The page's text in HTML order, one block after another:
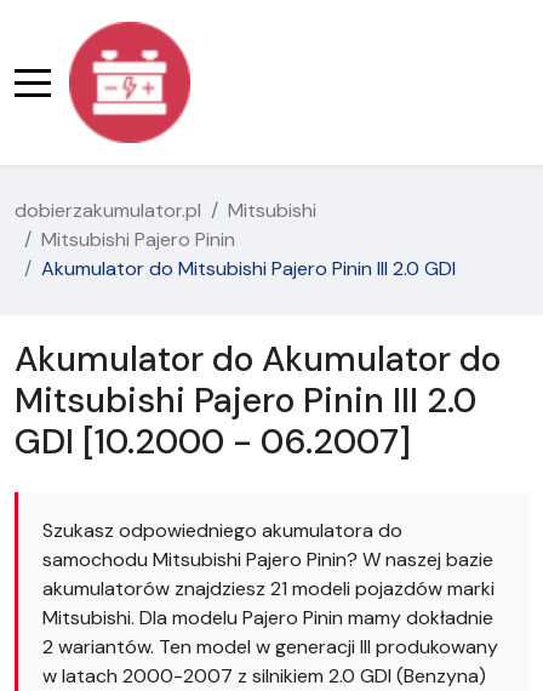
dobierzakumulator.pl
Mitsubishi
Mitsubishi Pajero Pinin
Akumulator do Mitsubishi Pajero Pinin III 2.0 GDI
Akumulator do Akumulator do
Mitsubishi Pajero Pinin III 2.0
GDI [10.2000 - 06.2007]
Szukasz odpowiedniego akumulatora do
samochodu Mitsubishi Pajero Pinin? W naszej bazie
akumulatorów znajdziesz 21 modeli pojazdów marki
Mitsubishi. Dla modelu Pajero Pinin mamy dokładnie
2 wariantów. Ten model w generacji III produkowany
w latach 2000-2007 z silnikiem 2.0 GDI (Benzyna)